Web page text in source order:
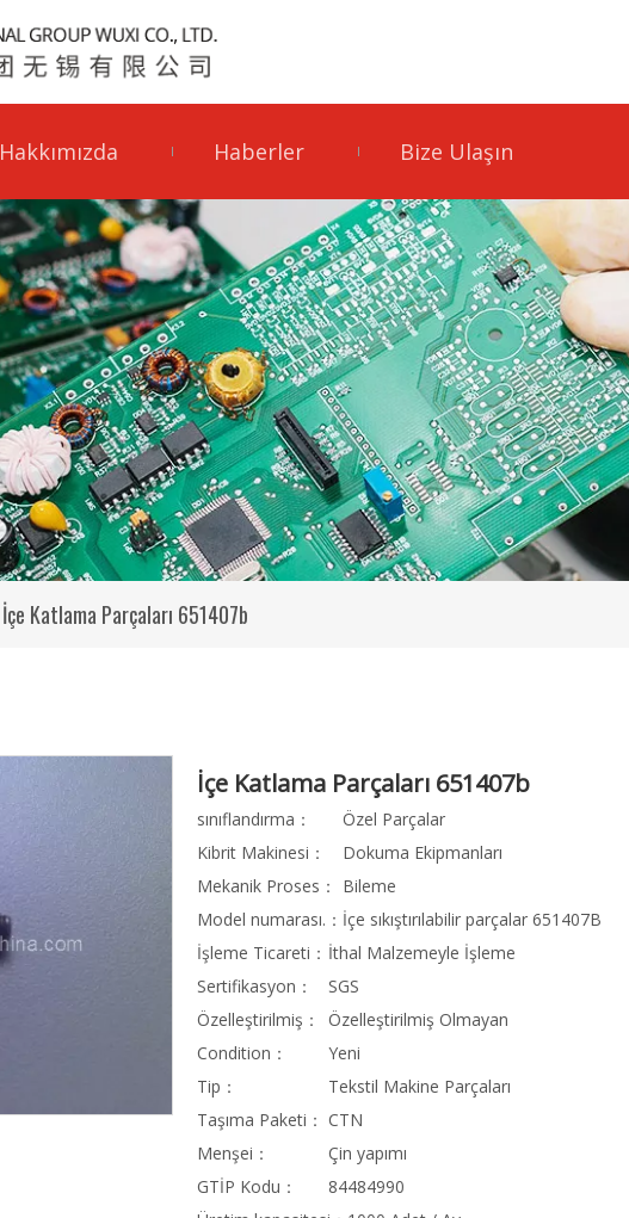
Hakkımızda Haberler Bize Ulaşın
İçe Katlama Parçaları 651407b
İçe Katlama Parçaları 651407b
sınıflandırma：
Özel Parçalar
Kibrit Makinesi：
Dokuma Ekipmanları
Mekanik Proses：
Bileme
Model numarası.： İçe sıkıştırılabilir parçalar 651407B
İşleme Ticareti： İthal Malzemeyle İşleme
Sertifikasyon：
SGS
Özelleştirilmiş：
Özelleştirilmiş Olmayan
Condition：
Yeni
Tip：
Tekstil Makine Parçaları
Taşıma Paketi： CTN
Menşei：
Çin yapımı
GTİP Kodu：
84484990